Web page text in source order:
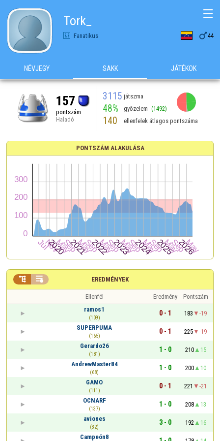
Tork_
Fanatikus 44
☰
NÉVJEGY SAKK JÁTÉKOK
157
pontszám
Haladó
3115 játszma
48% győzelem (1492)
140 ellenfelek átlagos pontszáma
PONTSZÁM ALAKULÁSA
EREDMÉNYEK
 
Ellenfél Eredmény
Pontszám
ramos1
(109)
0 - 1 183
-19
SUPERPUMA
(165)
0 - 1 225
-19
Gerardo26
(181)
1 - 0 210
15
AndrewMaster84
(68)
1 - 0 200
10
GAMO
(111)
0 - 1 221
-21
OCNARF
(137)
1 - 0 208
13
aviones
(32)
3 - 0 192
16
Campeón8